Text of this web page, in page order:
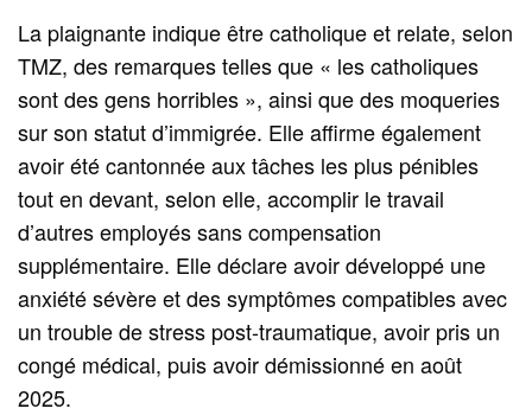
La plaignante indique être catholique et relate, selon
TMZ, des remarques telles que « les catholiques
sont des gens horribles », ainsi que des moqueries
sur son statut d’immigrée. Elle affirme également
avoir été cantonnée aux tâches les plus pénibles
tout en devant, selon elle, accomplir le travail
d’autres employés sans compensation
supplémentaire. Elle déclare avoir développé une
anxiété sévère et des symptômes compatibles avec
un trouble de stress post-traumatique, avoir pris un
congé médical, puis avoir démissionné en août
2025.